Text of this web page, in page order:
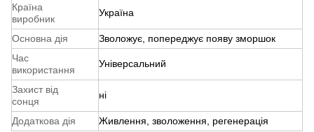
Країна
виробник
Україна
Основна дія
Зволожує, попереджує появу зморшок
Час
використання
Універсальний
Захист від
сонця
ні
Додаткова дія Живлення, зволоження, регенерація